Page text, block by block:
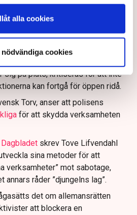
alla cookies
nödvändiga cookies
och uniformerad polis
bevis.
komplext när det gäller
rättigheter och gränser.
sig på plats, kritiseras för att inte
kan fortgå för öppen ridå.
Torv, anser att polisens
för att skydda verksamheten
skrev Tove Lifvendahl
sina metoder för att
verksamheter” mot sabotage,
annars råder ”djungelns lag”.
det om allemansrätten
att blockera en